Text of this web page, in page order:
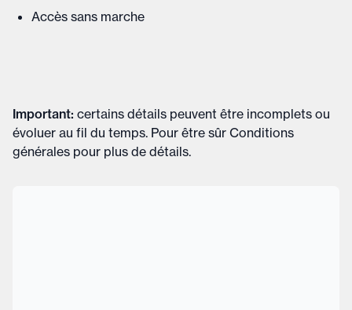
Accès sans marche
Important: certains détails peuvent être incomplets ou
évoluer au fil du temps. Pour être sûr Conditions
générales pour plus de détails.